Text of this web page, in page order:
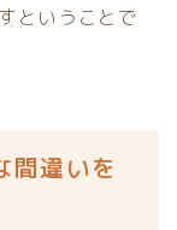
ということで
間違いを